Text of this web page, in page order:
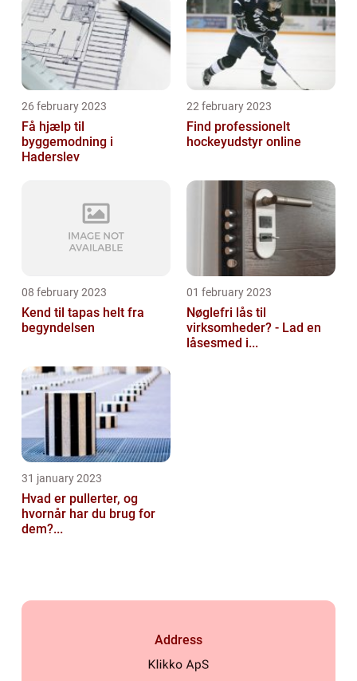
26 february 2023
Få hjælp til
byggemodning i
Haderslev
22 february 2023
Find professionelt
hockeyudstyr online
08 february 2023
Kend til tapas helt fra
begyndelsen
01 february 2023
Nøglefri lås til
virksomheder? - Lad en
låsesmed i...
31 january 2023
Hvad er pullerter, og
hvornår har du brug for
dem?...
Address